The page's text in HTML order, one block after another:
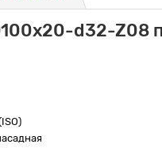
d32-Z08